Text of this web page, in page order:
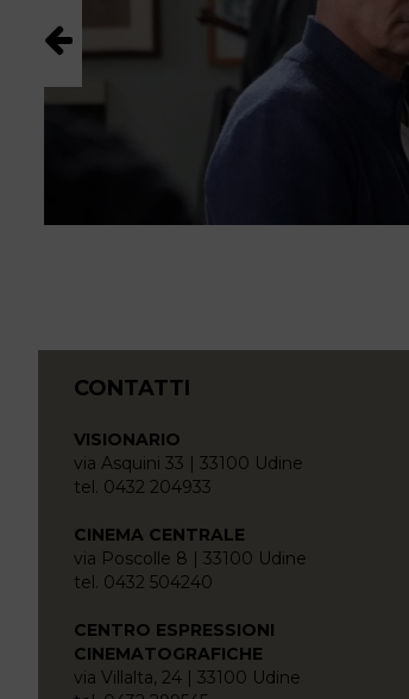
CONTATTI
VISIONARIO
via Asquini 33 | 33100 Udine
tel. 0432 204933
CINEMA CENTRALE
via Poscolle 8 | 33100 Udine
tel. 0432 504240
CENTRO ESPRESSIONI
CINEMATOGRAFICHE
via Villalta, 24 | 33100 Udine